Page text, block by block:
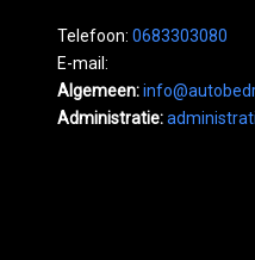
Telefoon: 0683303080
E-mail:
Algemeen:
Administratie: